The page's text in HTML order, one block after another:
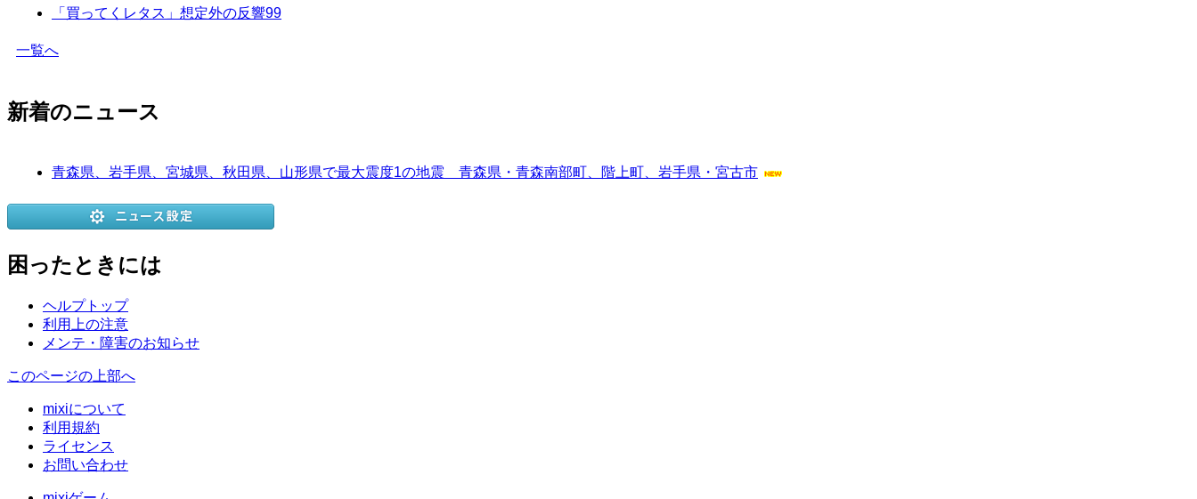
「買ってくレタス」想定外の反響99
一覧へ
新着のニュース
青森県、岩手県、宮城県、秋田県、山形県で最大震度1の地震 青森県・青森南部町、階上町、岩手県・宮古市
困ったときには
ヘルプトップ
利用上の注意
メンテ・障害のお知らせ
このページの上部へ
mixiについて
利用規約
ライセンス
お問い合わせ